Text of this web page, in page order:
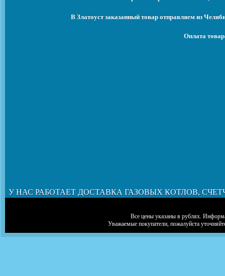
В Златоуст заказанный товар отправляем из
Оплата
У НАС РАБОТАЕТ ДОСТАВКА ГАЗОВЫХ КОТЛОВ,
Все цены указаны в рублях.
Уважаемые покупатели, пожалуйста